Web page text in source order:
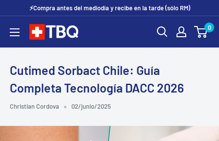
contenido
⚡Compra antes del mediodía y recibe en la tarde (sólo RM)
tubotiquin.cl 0
Cutimed Sorbact Chile: Guía
Completa Tecnología DACC 2026
Christian Cordova 02/junio/2025